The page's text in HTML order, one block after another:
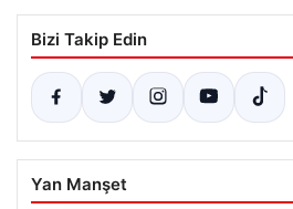
Bizi Takip Edin
Yan Manşet